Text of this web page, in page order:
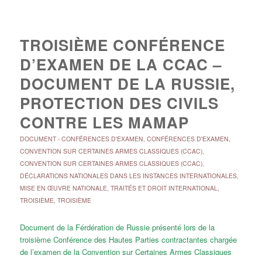
TROISIÈME CONFÉRENCE
D’EXAMEN DE LA CCAC –
DOCUMENT DE LA RUSSIE,
PROTECTION DES CIVILS
CONTRE LES MAMAP
DOCUMENT- CONFÉRENCES D'EXAMEN, CONFÉRENCES D'EXAMEN,
CONVENTION SUR CERTAINES ARMES CLASSIQUES (CCAC),
CONVENTION SUR CERTAINES ARMES CLASSIQUES (CCAC),
DÉCLARATIONS NATIONALES DANS LES INSTANCES INTERNATIONALES,
MISE EN ŒUVRE NATIONALE, TRAITÉS ET DROIT INTERNATIONAL,
TROISIÈME, TROISIÈME
Document de la Férdération de Russie présenté lors de la
troisième Conférence des Hautes Parties contractantes chargée
de l’examen de la Convention sur Certaines Armes Classiques